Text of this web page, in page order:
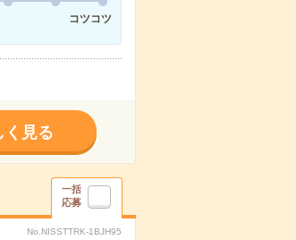
コツコツ
く見る
一括
応募
No.NISSTTRK-1BJH95